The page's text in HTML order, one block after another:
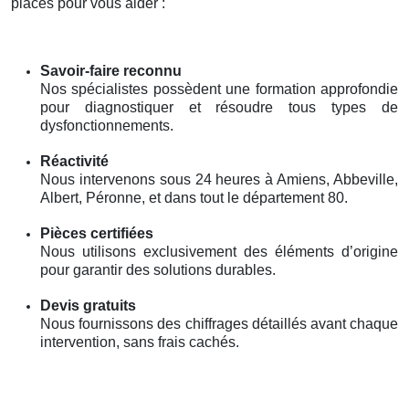
Savoir-faire reconnu
Nos spécialistes possèdent une formation approfondie
pour diagnostiquer et résoudre tous types de
dysfonctionnements.
Réactivité
Nous intervenons sous 24 heures à Amiens, Abbeville,
Albert, Péronne, et dans tout le département 80.
Pièces certifiées
Nous utilisons exclusivement des éléments d’origine
pour garantir des solutions durables.
Devis gratuits
Nous fournissons des chiffrages détaillés avant chaque
intervention, sans frais cachés.